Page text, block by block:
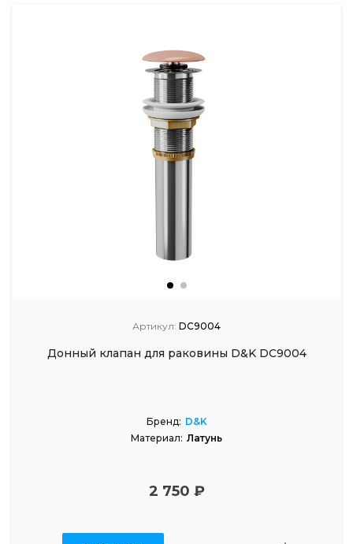
Артикул: DC9004
Донный клапан для раковины D&K DC9004
Бренд: D&K
Материал: Латунь
2 750 ₽